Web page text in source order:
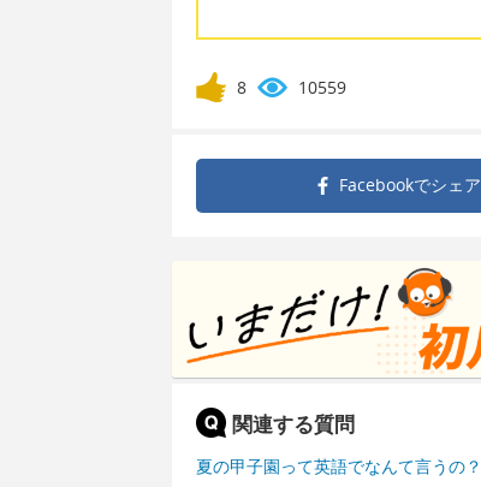
8 10559
Facebookでシェア
関連する質問
夏の甲子園って英語でなんて言うの？